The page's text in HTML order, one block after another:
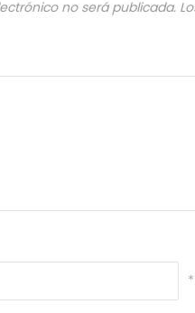
no será publicada.
*